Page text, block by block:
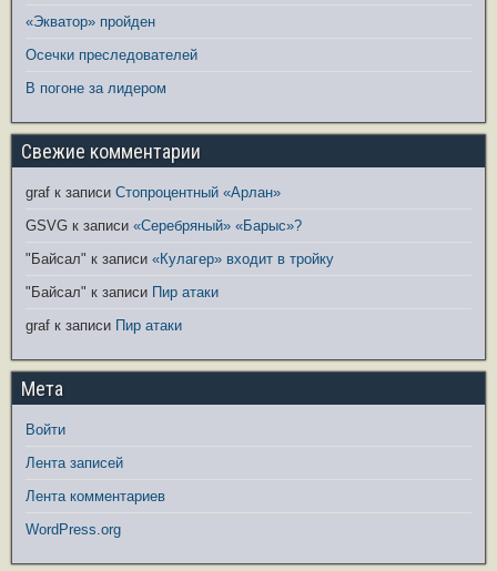
«Экватор» пройден
Осечки преследователей
В погоне за лидером
Свежие комментарии
graf к записи Стопроцентный «Арлан»
GSVG к записи «Серебряный» «Барыс»?
"Байсал" к записи «Кулагер» входит в тройку
"Байсал" к записи Пир атаки
graf к записи Пир атаки
Мета
Войти
Лента записей
Лента комментариев
WordPress.org